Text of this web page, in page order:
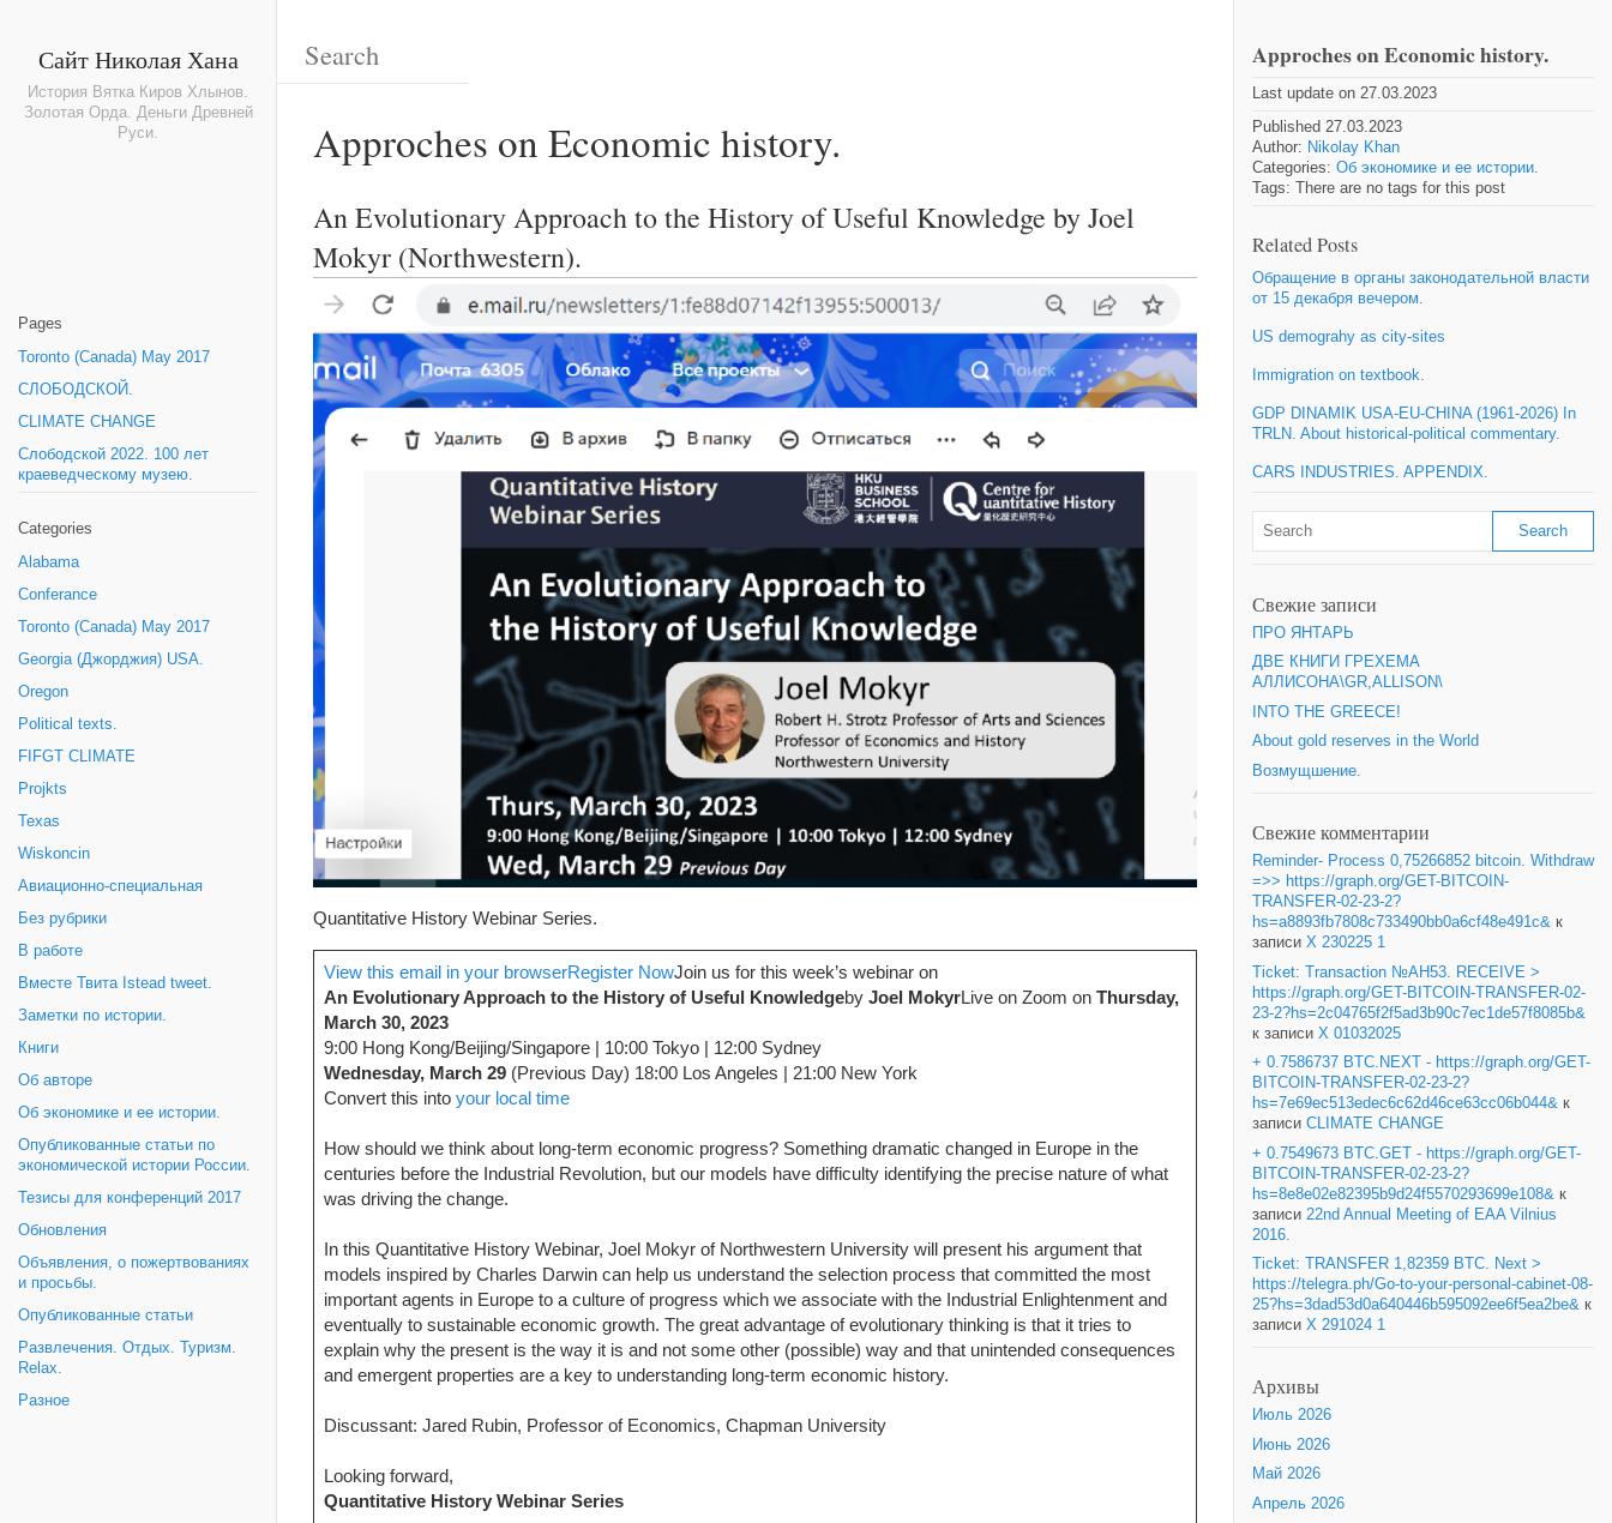
Сайт Николая Хана
История Вятка Киров Хлынов.
Золотая Орда. Деньги Древней
Руси.
Pages
Toronto (Canada) May 2017
СЛОБОДСКОЙ.
CLIMATE CHANGE
Слободской 2022. 100 лет
краеведческому музею.
Categories
Alabama
Conferance
Toronto (Canada) May 2017
Georgia (Джорджия) USA.
Oregon
Political texts.
FIFGT CLIMATE
Projkts
Texas
Wiskoncin
Авиационно-специальная
Без рубрики
В работе
Вместе Твита Istead tweet.
Заметки по истории.
Книги
Об авторе
Об экономике и ее истории.
Опубликованные статьи по
экономической истории России.
Тезисы для конференций 2017
Обновления
Объявления, о пожертвованиях
и просьбы.
Опубликованные статьи
Развлечения. Отдых. Туризм.
Relax.
Разное
Approches on Economic history.
An Evolutionary Approach to the History of Useful Knowledge by Joel
Mokyr (Northwestern).
Quantitative History Webinar Series.
View this email in your browserRegister NowJoin us for this week’s webinar on
An Evolutionary Approach to the History of Useful Knowledgeby Joel MokyrLive on Zoom on Thursday,
March 30, 2023
9:00 Hong Kong/Beijing/Singapore | 10:00 Tokyo | 12:00 Sydney
Wednesday, March 29 (Previous Day) 18:00 Los Angeles | 21:00 New York
Convert this into your local time
How should we think about long-term economic progress? Something dramatic changed in Europe in the
centuries before the Industrial Revolution, but our models have difficulty identifying the precise nature of what
was driving the change.
In this Quantitative History Webinar, Joel Mokyr of Northwestern University will present his argument that
models inspired by Charles Darwin can help us understand the selection process that committed the most
important agents in Europe to a culture of progress which we associate with the Industrial Enlightenment and
eventually to sustainable economic growth. The great advantage of evolutionary thinking is that it tries to
explain why the present is the way it is and not some other (possible) way and that unintended consequences
and emergent properties are a key to understanding long-term economic history.
Discussant: Jared Rubin, Professor of Economics, Chapman University
Looking forward,
Quantitative History Webinar Series
Approches on Economic history.
Last update on 27.03.2023
Published 27.03.2023
Author: Nikolay Khan
Categories: Об экономике и ее истории.
Tags: There are no tags for this post
Related Posts
Обращение в органы законодательной власти
от 15 декабря вечером.
US demograhy as city-sites
Immigration on textbook.
GDP DINAMIK USA-EU-CHINA (1961-2026) In
TRLN. About historical-political commentary.
CARS INDUSTRIES. APPENDIX.
Свежие записи
ПРО ЯНТАРЬ
ДВЕ КНИГИ ГРЕХЕМА
АЛЛИСОНА\GR,ALLISON\
INTO THE GREECE!
About gold reserves in the World
Возмущшение.
Свежие комментарии
Reminder- Process 0,75266852 bitcoin. Withdraw
=>> https://graph.org/GET-BITCOIN-
TRANSFER-02-23-2?
hs=a8893fb7808c733490bb0a6cf48e491c& к
записи X 230225 1
Ticket: Transaction №AH53. RECEIVE >
https://graph.org/GET-BITCOIN-TRANSFER-02-
23-2?hs=2c04765f2f5ad3b90c7ec1de57f8085b&
к записи X 01032025
+ 0.7586737 BTC.NEXT - https://graph.org/GET-
BITCOIN-TRANSFER-02-23-2?
hs=7e69ec513edec6c62d46ce63cc06b044& к
записи CLIMATE CHANGE
+ 0.7549673 BTC.GET - https://graph.org/GET-
BITCOIN-TRANSFER-02-23-2?
hs=8e8e02e82395b9d24f5570293699e108& к
записи 22nd Annual Meeting of EAA Vilnius
2016.
Ticket: TRANSFER 1,82359 BTC. Next >
https://telegra.ph/Go-to-your-personal-cabinet-08-
25?hs=3dad53d0a640446b595092ee6f5ea2be& к
записи X 291024 1
Архивы
Июль 2026
Июнь 2026
Май 2026
Апрель 2026